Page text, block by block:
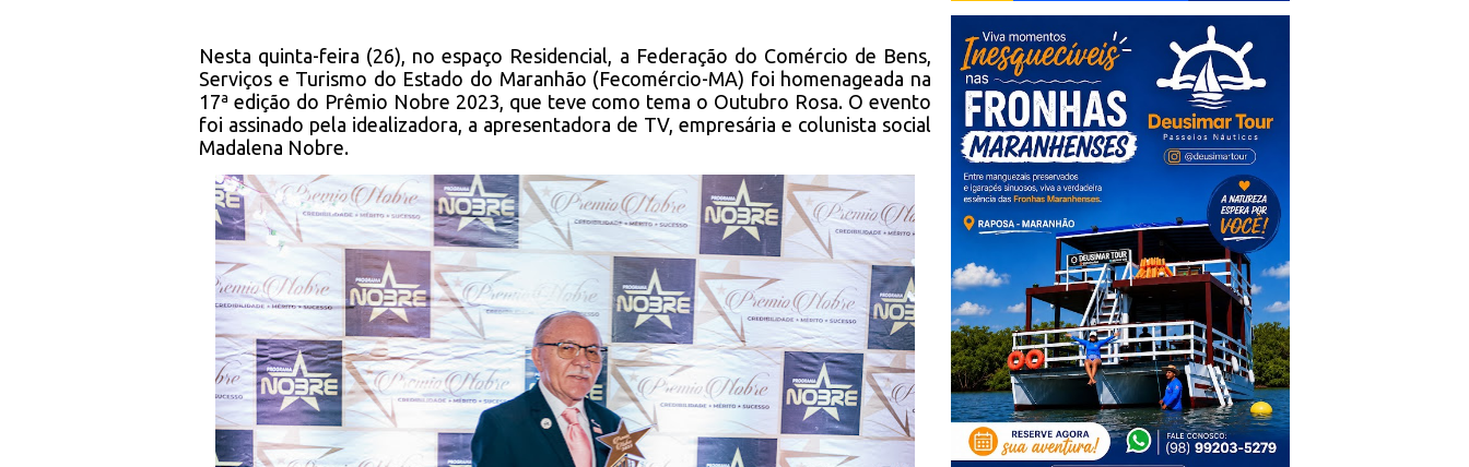
Nesta quinta-feira (26), no espaço Residencial, a Federação do Comércio de Bens,
Serviços e Turismo do Estado do Maranhão (Fecomércio-MA) foi homenageada na
17ª edição do Prêmio Nobre 2023, que teve como tema o Outubro Rosa. O evento
foi assinado pela idealizadora, a apresentadora de TV, empresária e colunista social
Madalena Nobre.